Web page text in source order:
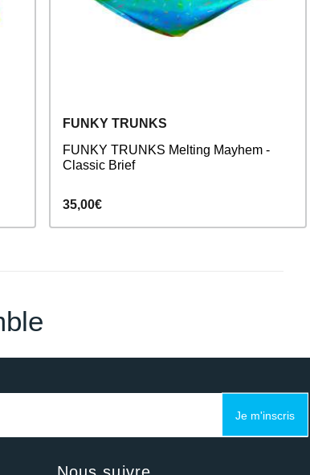
FUNKY TRUNKS
FUNKY TRUNKS Melting Mayhem -
Classic Brief
35,00€
Je m'inscris